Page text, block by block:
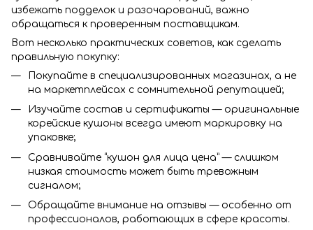
избежать подделок и разочарований, важно
обращаться к проверенным поставщикам.
Вот несколько практических советов, как сделать
правильную покупку:
Покупайте в специализированных магазинах, а не
на маркетплейсах с сомнительной репутацией;
Изучайте состав и сертификаты — оригинальные
корейские кушоны всегда имеют маркировку на
упаковке;
Сравнивайте “кушон для лица цена” — слишком
низкая стоимость может быть тревожным
сигналом;
Обращайте внимание на отзывы — особенно от
профессионалов, работающих в сфере красоты.